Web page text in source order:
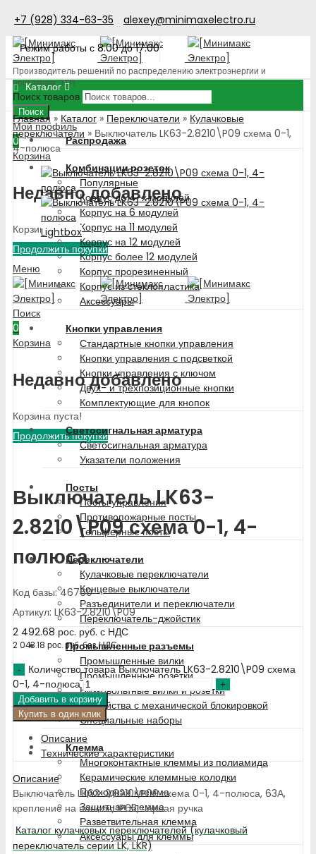
+7 (928) 334-63-35
alexey@minimaxelectro.ru
Режим работы с 8.00 до 17.00
Производитель решений по распределению электроэнергии и
поставщик ЭТП
Поиск товаров
Поиск
Мой профиль
0
Корзина
Недавно добавлено
Корзина пуста!
Продолжить покупки
Меню
Поиск
0
Корзина
Недавно добавлено
Корзина пуста!
Продолжить покупки
Каталог
Распродажа
Комбинации розеток
Популярные
Корпус до 4-х модулей
Корпус на 6 модулей
Корпус на 11 модулей
Корпус на 12 модулей
Корпус более 12 модулей
Корпус прорезиненный
Корпус из стеклопластика
Аксессуары
Кнопки управления
Стандартные кнопки управления
Кнопки управления с подсветкой
Кнопки управления с ключом
Двух- и трехпозиционные кнопки
Комплектующие для кнопок
Светосигнальная арматура
Светосигнальная арматура
Указатели положения
Посты
Посты управления
Противопожарные посты
Тельферные посты
Переключатели
Кулачковые переключатели
Концевые выключатели
Разъединители и переключатели
Переключатель-джойстик
Промышленные разъемы
Промышленные вилки
Промышленные розетки
Низковольтные вилки и розетки
Устройства с механической блокировкой
Специальные наборы
Клемма
Многоконтактные клеммы из полиамида
Керамические клеммные колодки
Проходная клемма
Защитная клемма
Разветвительная клемма
Аксессуары для клеммы
Главная » Каталог » Переключатели » Кулачковые
переключатели » Выключатель LK63-2.8210\P09 схема 0-1,
4-полюса
Lightbox
Выключатель LK63-
2.8210\P09 схема 0-1, 4-
полюса
Код базы: 46760
Артикул: LK63-2.8210\P09
2 492.68 рос. руб. с НДС
2 043.18 рос. руб.без НДС
Количество товара Выключатель LK63-2.8210\P09 схема
0-1, 4-полюса
Добавить в корзину
Купить в один клик
Описание
Технические характеристики
Описание
Выключатель LK63-2.8210\P09 схема 0-1, 4-полюса, 63А,
крепление на панель, IP65, чёрная ручка
Каталог кулачковых переключателей (кулачковый
переключатель серии LK, LKR)